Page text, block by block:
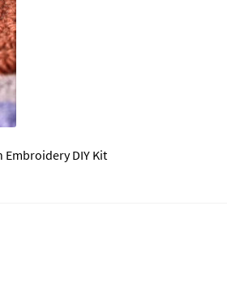
Embroidery DIY Kit